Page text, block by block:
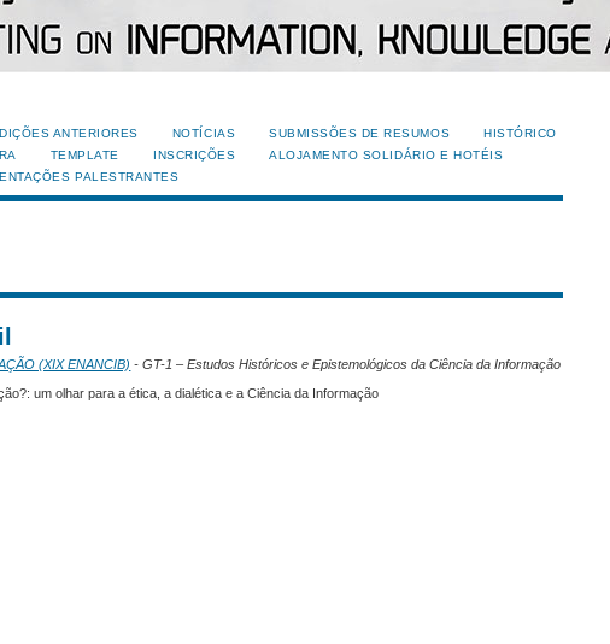
ANTERIORES NOTÍCIAS SUBMISSÕES DE RESUMOS
HISTÓRICO
TEMPLATE INSCRIÇÕES
ALOJAMENTO SOLIDÁRIO E HOTÉIS
PALESTRANTES
(XIX ENANCIB) - GT-1 – Estudos Históricos e Epistemológicos da Ciência da Informação
um olhar para a ética, a dialética e a Ciência da Informação